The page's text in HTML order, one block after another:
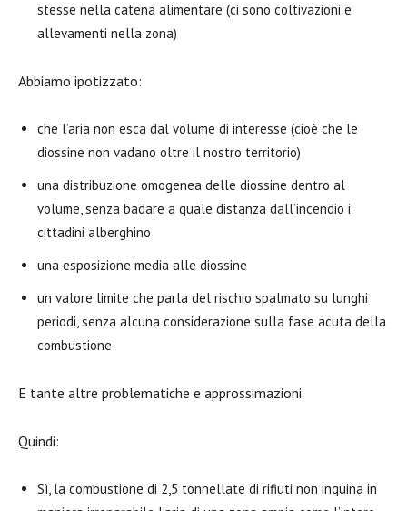
stesse nella catena alimentare (ci sono coltivazioni e
allevamenti nella zona)
Abbiamo ipotizzato:
che l’aria non esca dal volume di interesse (cioè che le
diossine non vadano oltre il nostro territorio)
una distribuzione omogenea delle diossine dentro al
volume, senza badare a quale distanza dall’incendio i
cittadini alberghino
una esposizione media alle diossine
un valore limite che parla del rischio spalmato su lunghi
periodi, senza alcuna considerazione sulla fase acuta della
combustione
E tante altre problematiche e approssimazioni.
Quindi:
Sì, la combustione di 2,5 tonnellate di rifiuti non inquina in